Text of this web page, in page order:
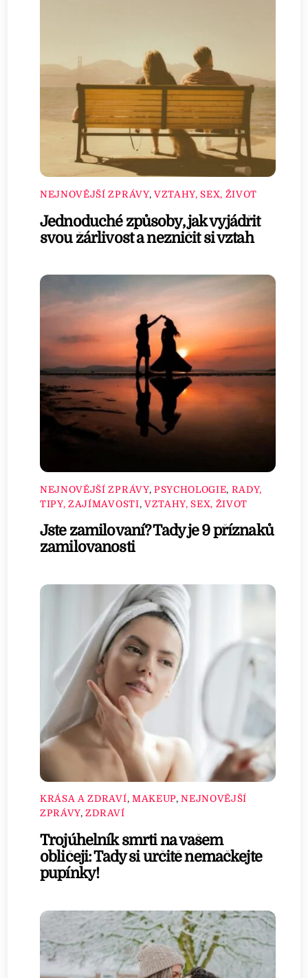
NEJNOVĚJŠÍ ZPRÁVY, VZTAHY, SEX, ŽIVOT
Jednoduché způsoby, jak vyjádřit
svou žárlivost a nezničit si vztah
NEJNOVĚJŠÍ ZPRÁVY, PSYCHOLOGIE, RADY,
TIPY, ZAJÍMAVOSTI, VZTAHY, SEX, ŽIVOT
Jste zamilovaní? Tady je 9 příznaků
zamilovanosti
KRÁSA A ZDRAVÍ, MAKEUP,NEJNOVĚJŠÍ
ZPRÁVY,ZDRAVÍ
Trojúhelník smrti na vašem
obličeji: Tady si určitě nemačkejte
pupínky!